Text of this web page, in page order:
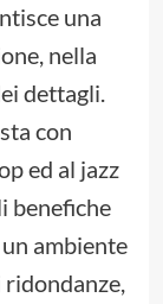
una
nella
dettagli.
con
ed al jazz
benefiche
ambiente